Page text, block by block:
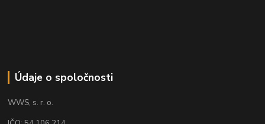
Údaje o spoločnosti
WWS, s. r. o.